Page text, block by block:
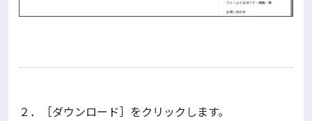
２．［ダウンロード］をクリックします。